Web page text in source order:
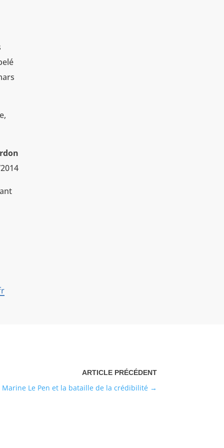
Marine Le Pen et la bataille de la crédibilité